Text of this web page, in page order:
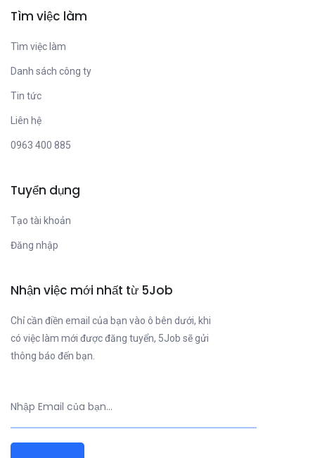
Tìm việc làm
Tìm việc làm
Danh sách công ty
Tin tức
Liên hệ
0963 400 885
Tuyển dụng
Tạo tài khoản
Đăng nhập
Nhận việc mới nhất từ 5Job
Chỉ cần điền email của bạn vào ô bên dưới, khi
có việc làm mới được đăng tuyển, 5Job sẽ gửi
thông báo đến bạn.